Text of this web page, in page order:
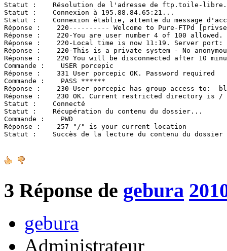
Statut :    Résolution de l'adresse de ftp.toile-
Statut :    Connexion à 195.88.84.65:21...
Statut :    Connexion établie, attente du message
Réponse :    220---------- Welcome to Pure-FTPd
Réponse :    220-You are user number 4 of 100 allowed.
Réponse :    220-Local time is now 11:19. Server port:
Réponse :    220-This is a private system - No
Réponse :    220 You will be disconnected after 10
Commande :    USER porcepic
Réponse :    331 User porcepic OK. Password required
Commande :    PASS ******
Réponse :    230-User porcepic has group access
Réponse :    230 OK. Current restricted directory is /
Statut :    Connecté
Statut :    Récupération du contenu du dossier...
Commande :    PWD
Réponse :    257 "/" is your current location
Statut :    Succès de la lecture du contenu du dossier
3 Réponse de gebura
gebura
Administrateur